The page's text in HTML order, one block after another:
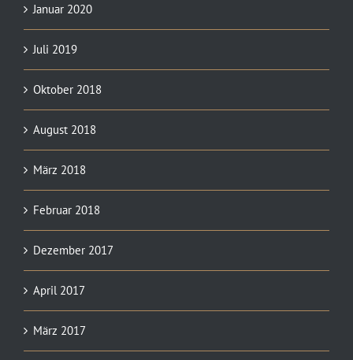
Januar 2020
Juli 2019
Oktober 2018
August 2018
März 2018
Februar 2018
Dezember 2017
April 2017
März 2017